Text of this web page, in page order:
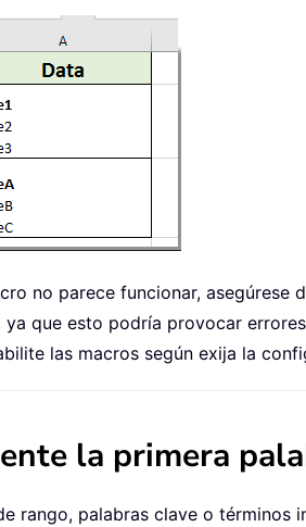
no parece funcionar, asegúrese
que esto podría provocar
las macros según exija la
la primera
rango, palabras clave o